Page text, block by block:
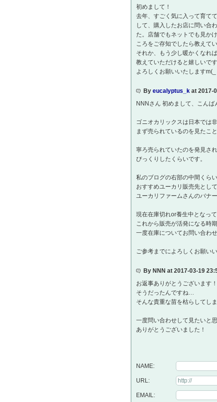
初めまして！
去年、すごく気に入って育て
して、購入したお店に問い合
た。店舗でもネットでも見か
ころをご存知でしたら教えて
それか、もう少し暖かくなれ
教えていただけると嬉しいで
よろしくお願いいたします
By eucalyptus_k at 2017-
NNNさん 初めまして、こんば
ゴニオカリックスは日本では
まず売られているのを見たこ
寧ろ売られていたのを発見さ
びっくりしたくらいです。
私のブログの右部の中間くら
おすすめユーカリ販売先として
ユーカリファームさんのバナ
現在在庫切れor養生中となっ
これから販売が活発になる時
一度在庫についてお問い合わ
ご参考までによろしくお願い
By NNN at 2017-03-19
お返事ありがとうございます！
そうだったんですね…
そんな貴重な苗を枯らしてし
一度問い合わせして見たいと
ありがとうございました！
NAME:
URL:
EMAIL: